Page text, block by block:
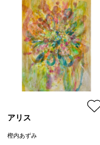
配送目安
二週間以内
アリス
樫内あずみ